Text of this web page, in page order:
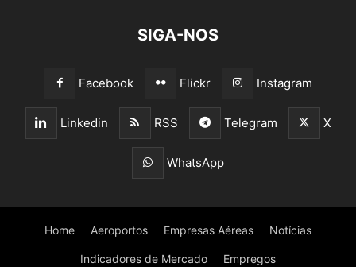
SIGA-NOS
Facebook Flickr Instagram
Linkedin RSS Telegram X
WhatsApp
Home Aeroportos Empresas Aéreas Notícias
Indicadores de Mercado Empregos